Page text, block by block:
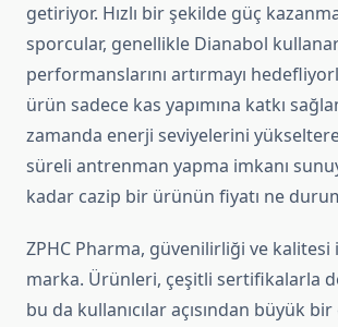
getiriyor. Hızlı bir şekilde güç
sporcular, genellikle Dianabol
performanslarını artırmayı
ürün sadece kas yapımına katkı
zamanda enerji seviyelerini
süreli antrenman yapma imkanı
kadar cazip bir ürünün fiyatı ne
ZPHC Pharma, güvenilirliği ve kalitesi
marka. Ürünleri, çeşitli sertifikalarla
bu da kullanıcılar açısından büyük